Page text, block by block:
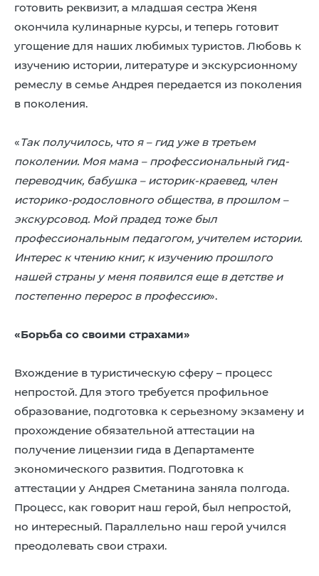
готовить реквизит, а младшая сестра Женя
окончила кулинарные курсы, и теперь готовит
угощение для наших любимых туристов. Любовь к
изучению истории, литературе и экскурсионному
ремеслу в семье Андрея передается из поколения
в поколения.
«Так получилось, что я – гид уже в третьем
поколении. Моя мама – профессиональный гид-
переводчик, бабушка – историк-краевед, член
историко-родословного общества, в прошлом –
экскурсовод. Мой прадед тоже был
профессиональным педагогом, учителем истории.
Интерес к чтению книг, к изучению прошлого
нашей страны у меня появился еще в детстве и
постепенно перерос в профессию».
«Борьба со своими страхами»
Вхождение в туристическую сферу – процесс
непростой. Для этого требуется профильное
образование, подготовка к серьезному экзамену и
прохождение обязательной аттестации на
получение лицензии гида в Департаменте
экономического развития. Подготовка к
аттестации у Андрея Сметанина заняла полгода.
Процесс, как говорит наш герой, был непростой,
но интересный. Параллельно наш герой учился
преодолевать свои страхи.